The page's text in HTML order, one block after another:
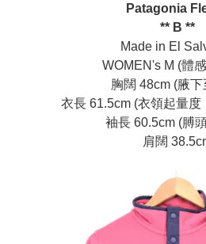
Patagonia
** B **
Made in El
WOMEN's M (體
胸闊 48cm (腋
衣長 61.5cm (衣領起量度
袖長 60.5cm (膊
肩闊